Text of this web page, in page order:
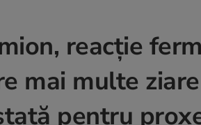
reacție
mai multe
pentru